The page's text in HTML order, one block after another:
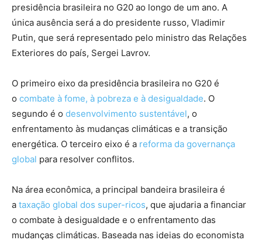
presidência brasileira no G20 ao longo de um ano. A
única ausência será a do presidente russo, Vladimir
Putin, que será representado pelo ministro das Relações
Exteriores do país, Sergei Lavrov.
O primeiro eixo da presidência brasileira no G20 é
o combate à fome, à pobreza e à desigualdade. O
segundo é o desenvolvimento sustentável, o
enfrentamento às mudanças climáticas e a transição
energética. O terceiro eixo é a reforma da governança
global para resolver conflitos.
Na área econômica, a principal bandeira brasileira é
a taxação global dos super-ricos, que ajudaria a financiar
o combate à desigualdade e o enfrentamento das
mudanças climáticas. Baseada nas ideias do economista